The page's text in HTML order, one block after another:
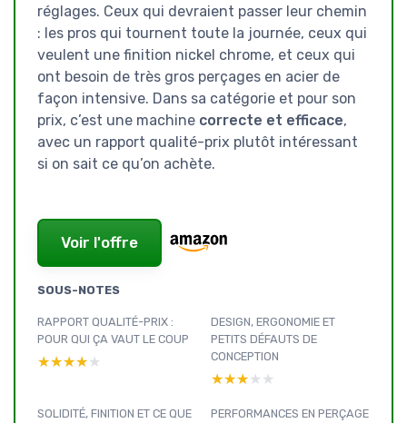
réglages. Ceux qui devraient passer leur chemin
: les pros qui tournent toute la journée, ceux qui
veulent une finition nickel chrome, et ceux qui
ont besoin de très gros perçages en acier de
façon intensive. Dans sa catégorie et pour son
prix, c’est une machine correcte et efficace,
avec un rapport qualité-prix plutôt intéressant
si on sait ce qu’on achète.
Voir l'offre
SOUS-NOTES
RAPPORT QUALITÉ-PRIX :
POUR QUI ÇA VAUT LE COUP
★★★★★
★★★★★
DESIGN, ERGONOMIE ET
PETITS DÉFAUTS DE
CONCEPTION
★★★★★
★★★★★
SOLIDITÉ, FINITION ET CE QUE
PERFORMANCES EN PERÇAGE